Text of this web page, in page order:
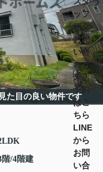
ッフ
紹介
お問
い合
わせ
来店
予約
はこ
ちら
LINE
から
お問
い合
た目の良い物件です
階/4階建